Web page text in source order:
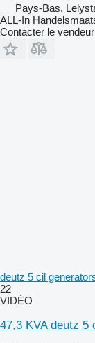
Pays-Bas,
ALL-In
Contacter le vendeur
deutz 5 cil
22
VIDÉO
47,3 KVA deutz 5